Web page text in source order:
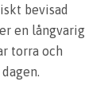
bevisad
en långvarig
torra och